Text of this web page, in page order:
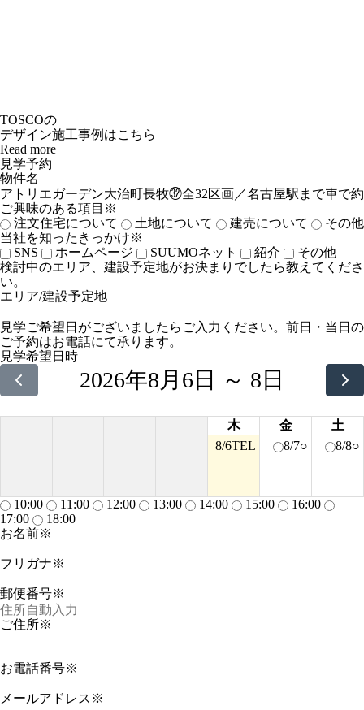
TOSCOの
デザイン施工事例はこちら
Read more
見学予約
物件名
ご興味のある項目※
注文住宅について
土地について 建売について
その他
当社を知ったきっかけ※
SNS
ホームページ SUUMOネット 紹介
その他
検討中のエリア、建設予定地がお決まりでしたら教えてくださ
い。
エリア/建設予定地
見学ご希望日がございましたらご入力ください。前日・当日の
ご予約はお電話にて承ります。
見学希望日時
2026年8月6日 ～ 8日
木 金
土
8/6TEL 8/7○ 8/8○
10:00 11:00 12:00 13:00 14:00 15:00
16:00
17:00
18:00
お名前※
フリガナ※
郵便番号※
ご住所※
お電話番号※
メールアドレス※